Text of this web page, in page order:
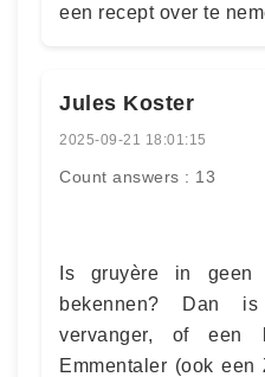
een recept over te
Jules Koster
2025-09-21 18:01:15
Count answers : 13
Is gruyère in
bekennen? Dan
vervanger, of een
Emmentaler (ook